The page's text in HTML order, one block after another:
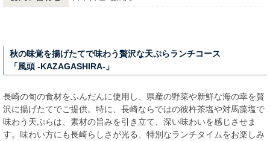
秋の味覚を揚げたてで味わう贅沢な天ぷらランチコース
「風頭 -KAZAGASHIRA-」
長崎の旬の食材をふんだんに使用し、県産の野菜や新鮮な海の幸を贅
沢に揚げたてでご提供。特に、長崎ならではの彼杵茶塩や対馬藻塩で
味わう天ぷらは、素材の旨みを引き立て、深い味わいを感じさせま
す。味わい方にも長崎らしさが光る、特別なランチタイムをお楽しみ